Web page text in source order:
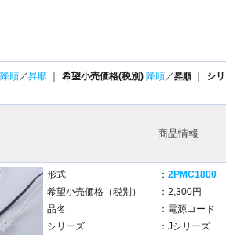
降順／昇順 希望小売価格(税別) 降順／昇順 シ
商品情報
形式 ： 2PMC1800
希望小売価格（税別）
：2,300円
品名
：電源コード
シリーズ
：Jシリーズ